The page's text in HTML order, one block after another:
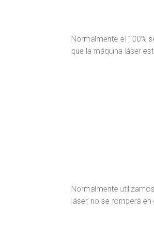
Normalmente el 100%
que la máquina láser
Normalmente
láser, no se romperá en